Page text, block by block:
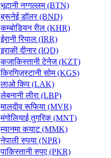
भूटानी नग्गल्लम (BTN)
ब्रूनेई डॉलर (BND)
कम्बोडियन रील (KHR)
ईरानी रियाल (IRR)
इराकी दीनार (IQD)
कजाकिस्तानी टेनेज (KZT)
किरगिज़स्टानी सोम (KGS)
लाओ किप (LAK)
लेबनानी लीरा (LBP)
मालदीव रूफिया (MVR)
मंगोलियाई तुगरिक (MNT)
म्यानमा कयाट (MMK)
नेपाली रुपया (NPR)
पाकिस्तानी रुपए (PKR)